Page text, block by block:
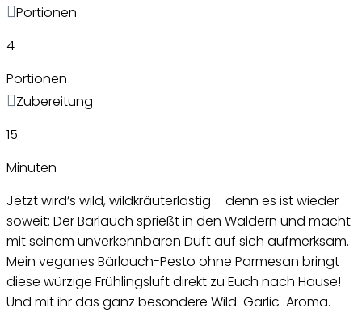
Portionen
4
Portionen
Zubereitung
15
Minuten
Jetzt wird’s wild, wildkräuterlastig – denn es ist wieder
soweit: Der Bärlauch sprießt in den Wäldern und macht
mit seinem unverkennbaren Duft auf sich aufmerksam.
Mein veganes Bärlauch-Pesto ohne Parmesan bringt
diese würzige Frühlingsluft direkt zu Euch nach Hause!
Und mit ihr das ganz besondere Wild-Garlic-Aroma.